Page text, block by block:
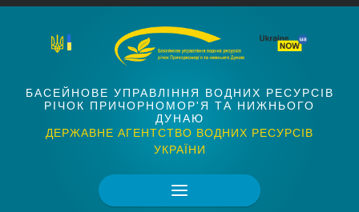
БАСЕЙНОВЕ УПРАВЛІННЯ ВОДНИХ РЕСУРСІВ
РІЧОК ПРИЧОРНОМОР'Я ТА НИЖНЬОГО
ДУНАЮ
ДЕРЖАВНЕ АГЕНТСТВО ВОДНИХ РЕСУРСІВ
УКРАЇНИ